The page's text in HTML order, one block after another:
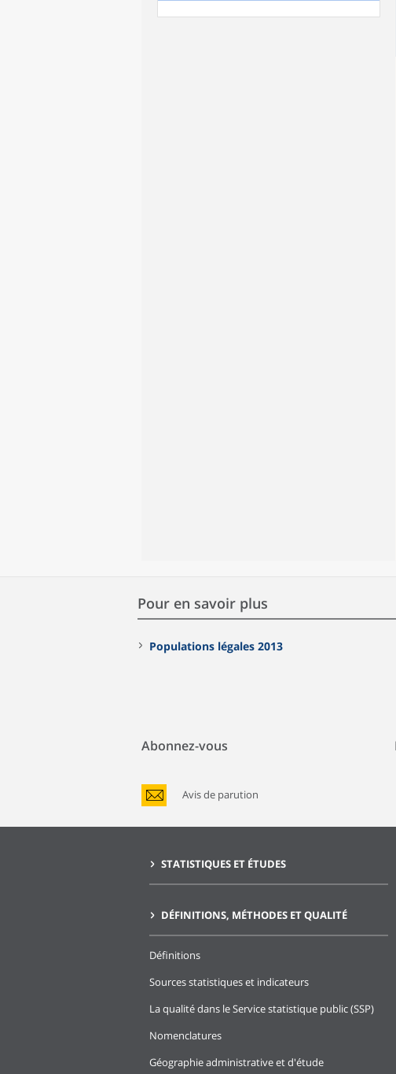
Pour en savoir plus
Populations légales 2013
Abonnez-vous
Avis de parution
STATISTIQUES ET ÉTUDES
DÉFINITIONS, MÉTHODES ET QUALITÉ
Définitions
Sources statistiques et indicateurs
La qualité dans le Service statistique public (SSP)
Nomenclatures
Géographie administrative et d'étude